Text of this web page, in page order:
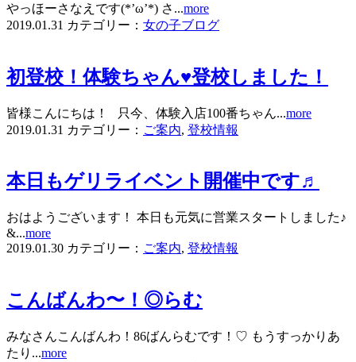
やっほーさなえです(*’ω’*) さ...more
2019.01.31 カテゴリー： 女の子ブログ
初登校！体験ちゃん♥登校しました！
皆様こんにちは！ 只今、体験入店100番ちゃん...more
2019.01.31 カテゴリー： ご案内, 登校情報
本日もゲリライベント開催中です♬
おはようございます！ 本日も元気に営業スタートしました♪
&...more
2019.01.30 カテゴリー： ご案内, 登校情報
こんばんわ〜！◎らむ
みなさんこんばんわ！86ばんらむです！♡ もうすっかりあ
たり...more